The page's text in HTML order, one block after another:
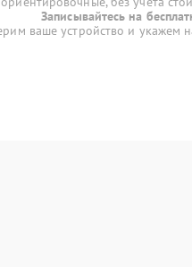
Записывайтесь на
ваше устройство и укажем